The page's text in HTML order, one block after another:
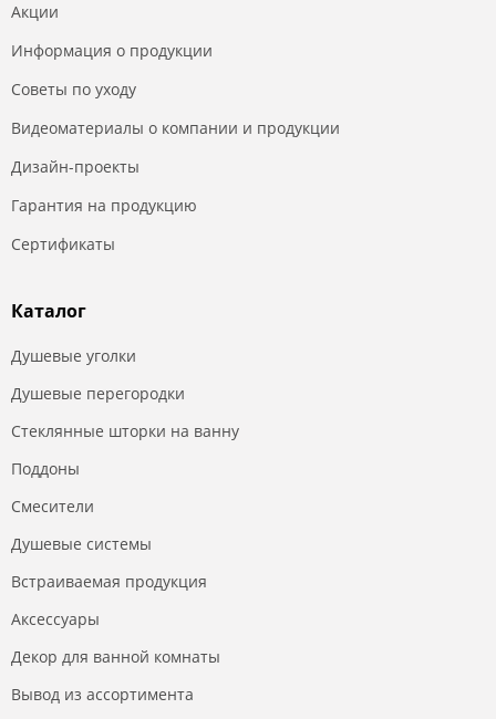
Акции
Информация о продукции
Советы по уходу
Видеоматериалы о компании и продукции
Дизайн-проекты
Гарантия на продукцию
Сертификаты
Каталог
Душевые уголки
Душевые перегородки
Стеклянные шторки на ванну
Поддоны
Смесители
Душевые системы
Встраиваемая продукция
Аксессуары
Декор для ванной комнаты
Вывод из ассортимента